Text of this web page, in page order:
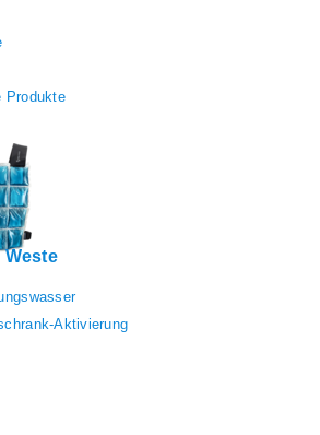
Produkte
Weste
Aktivierung